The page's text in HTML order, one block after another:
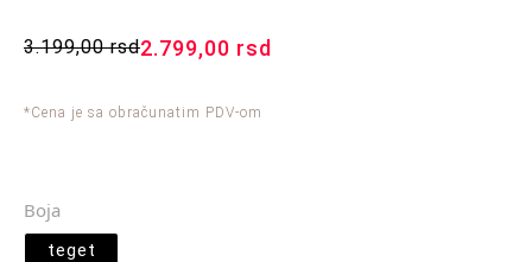
3.199,00rsd2.799,00 rsd
*Cena je sa obračunatim PDV-om
Boja
teget